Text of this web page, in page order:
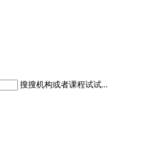
搜搜机构或者课程试试...